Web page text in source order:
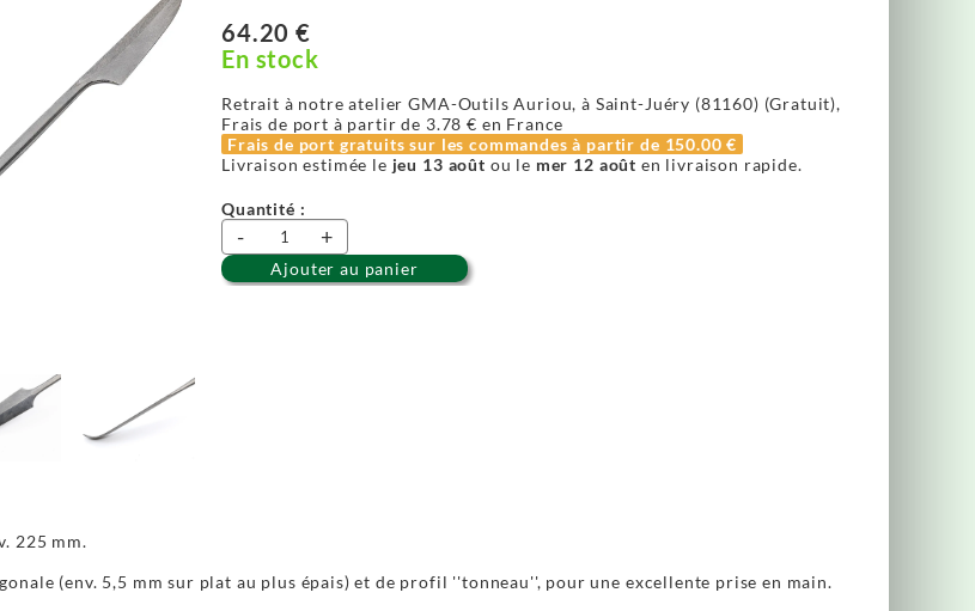
64.20 €
En stock
Retrait à notre atelier GMA-Outils Auriou, à Saint-Juéry (81160) (Gratuit),
Frais de port à partir de 3.78 € en France
Frais de port gratuits sur les commandes à partir de 150.00 €
Livraison estimée le jeu 13 août ou le mer 12 août en livraison rapide.
Quantité :
- +
Ajouter au panier
225 mm.
(env. 5,5 mm sur plat au plus épais) et de profil ''tonneau'', pour une excellente prise en main.